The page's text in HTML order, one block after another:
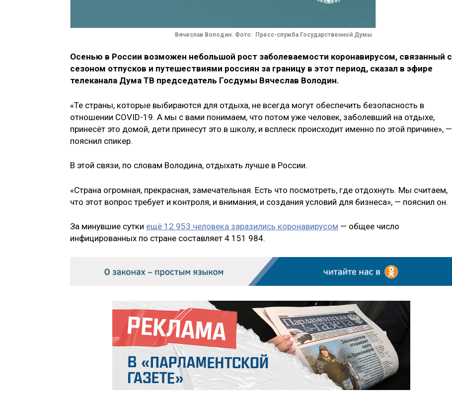
Вячеслав Володин. Фото: Пресс-служба Государственной Думы
Осенью в России возможен небольшой рост заболеваемости коронавирусом, связанный с
сезоном отпусков и путешествиями россиян за границу в этот период, сказал в эфире
телеканала Дума ТВ председатель Госдумы Вячеслав Володин.
«Те страны, которые выбираются для отдыха, не всегда могут обеспечить безопасность в
отношении COVID-19. А мы с вами понимаем, что потом уже человек, заболевший на отдыхе,
принесёт это домой, дети принесут это в школу, и всплеск происходит именно по этой причине», —
пояснил спикер.
В этой связи, по словам Володина, отдыхать лучше в России.
«Страна огромная, прекрасная, замечательная. Есть что посмотреть, где отдохнуть. Мы считаем,
что этот вопрос требует и контроля, и внимания, и создания условий для бизнеса», — пояснил он.
За минувшие сутки ещё 12 953 человека заразились коронавирусом — общее число
инфицированных по стране составляет 4 151 984.